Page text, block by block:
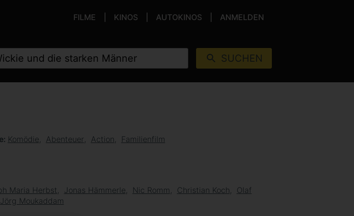
FILME KINOS AUTOKINOS ANMELDEN
SUCHEN
Komödie Abenteuer Action
Familienfilm
Maria Herbst Jonas Hämmerle Nic Romm Christian Koch
Olaf
Jörg Moukaddam